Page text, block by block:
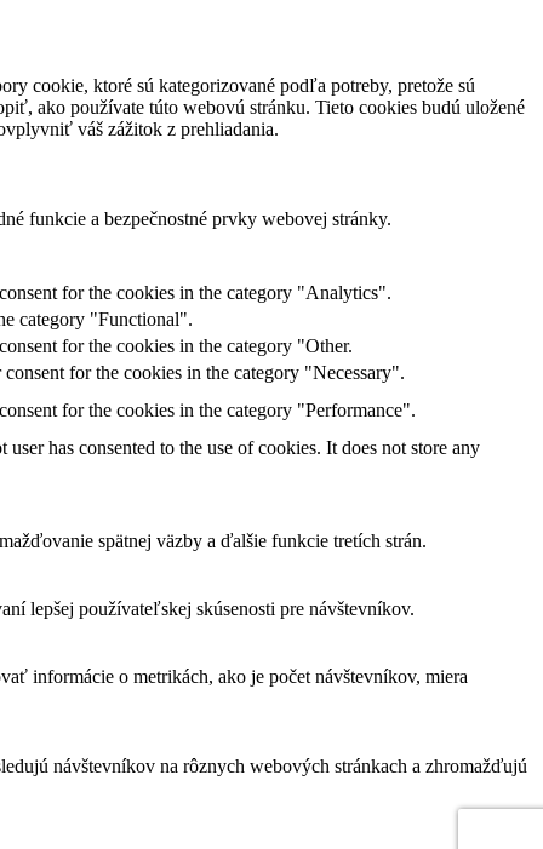
cookie, ktoré sú kategorizované podľa potreby, pretože sú
ako používate túto webovú stránku. Tieto cookies budú uložené
váš zážitok z prehliadania.
funkcie a bezpečnostné prvky webovej stránky.
for the cookies in the category "Analytics".
category "Functional".
for the cookies in the category "Other.
for the cookies in the category "Necessary".
for the cookies in the category "Performance".
has consented to the use of cookies. It does not store any
spätnej väzby a ďalšie funkcie tretích strán.
lepšej používateľskej skúsenosti pre návštevníkov.
informácie o metrikách, ako je počet návštevníkov, miera
návštevníkov na rôznych webových stránkach a zhromažďujú